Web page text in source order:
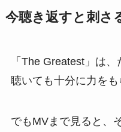
今聴き返すと刺さ
「The Greatest」は
聴いても十分に力をも
でもMVまで見ると、